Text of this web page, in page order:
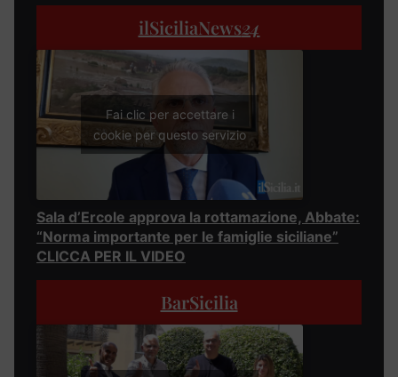
ilSiciliaNews24
Fai clic per accettare i
cookie per questo servizio
Sala d’Ercole approva la rottamazione, Abbate:
“Norma importante per le famiglie siciliane”
CLICCA PER IL VIDEO
BarSicilia